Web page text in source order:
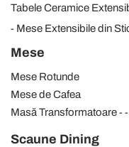
Tabele Ceramice
Mese Extensibile din
Mese
Mese Rotunde
Mese de Cafea
Masă Transformatoare
Scaune Dining